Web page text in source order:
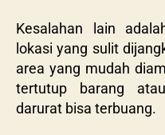
Kesalahan lain
lokasi yang sulit
area yang mudah
tertutup barang
darurat bisa terbuang.